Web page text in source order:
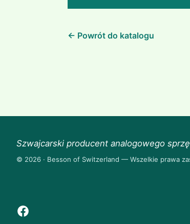
← Powrót do katalogu
Szwajcarski producent analogowego
© 2026 · Besson of Switzerland — Wszelkie prawa